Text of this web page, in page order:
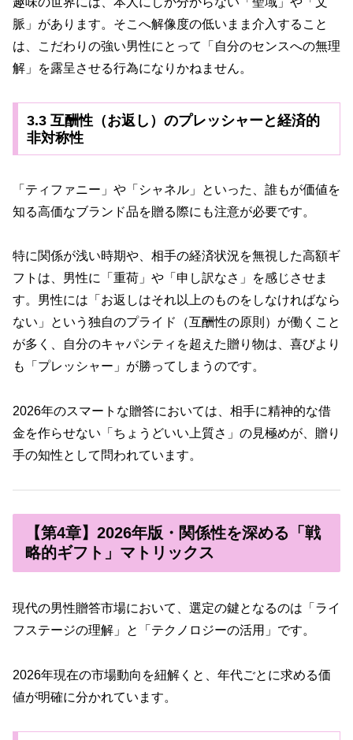
脈」があります。そこへ解像度の低いまま介入すること
は、こだわりの強い男性にとって「自分のセンスへの無理
解」を露呈させる行為になりかねません。
3.3 互酬性（お返し）のプレッシャーと経済的
非対称性
「ティファニー」や「シャネル」といった、誰もが価値を
知る高価なブランド品を贈る際にも注意が必要です。
特に関係が浅い時期や、相手の経済状況を無視した高額ギ
フトは、男性に「重荷」や「申し訳なさ」を感じさせま
す。男性には「お返しはそれ以上のものをしなければなら
ない」という独自のプライド（互酬性の原則）が働くこと
が多く、自分のキャパシティを超えた贈り物は、喜びより
も「プレッシャー」が勝ってしまうのです。
2026年のスマートな贈答においては、相手に精神的な借
金を作らせない「ちょうどいい上質さ」の見極めが、贈り
手の知性として問われています。
【第4章】2026年版・関係性を深める「戦
略的ギフト」マトリックス
現代の男性贈答市場において、選定の鍵となるのは「ライ
フステージの理解」と「テクノロジーの活用」です。
2026年現在の市場動向を紐解くと、年代ごとに求める価
値が明確に分かれています。